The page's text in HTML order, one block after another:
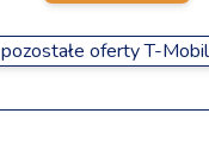
pozostałe oferty T-